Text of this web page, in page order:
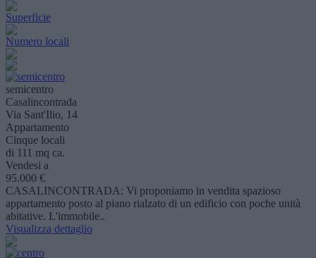
Superficie
Numero locali
semicentro
Casalincontrada
Via Sant'Ilio, 14
Appartamento
Cinque locali
di 111 mq ca.
Vendesi a
95.000 €
CASALINCONTRADA: Vi proponiamo in vendita spazioso
appartamento posto al piano rialzato di un edificio con poche unità
abitative. L'immobile..
Visualizza dettaglio